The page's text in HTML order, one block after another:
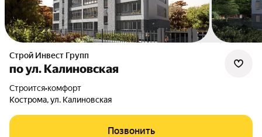
Строй Инвест Групп
по ул. Калиновская
Строится•комфорт
Кострома, ул. Калиновская
Позвонить